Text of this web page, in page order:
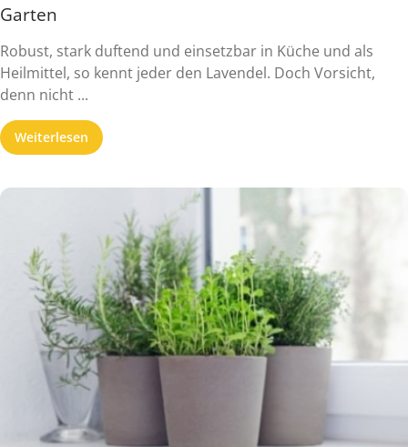
Garten
Robust, stark duftend und einsetzbar in Küche und als
Heilmittel, so kennt jeder den Lavendel. Doch Vorsicht,
denn nicht ...
Weiterlesen